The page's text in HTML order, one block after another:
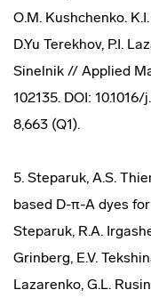
O.M. Kushchenko.
D.Yu Terekhov, P.I.
Sinelnik // Applied
102135. DOI:
8,663 (Q1).
5. Steparuk, A.S.
based D-π-A dyes
Steparuk, R.A.
Grinberg, E.V.
Lazarenko, G.L.